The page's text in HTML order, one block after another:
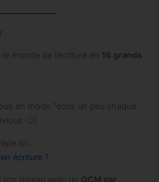
monde de l’écriture en 16 grands
en mode “écris un peu chaque
🙄).
ici :
écriture ?
ton niveau avec un QCM par